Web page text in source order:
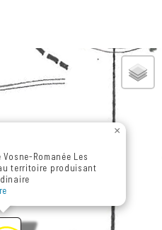
Romanée Les
territoire produisant
×